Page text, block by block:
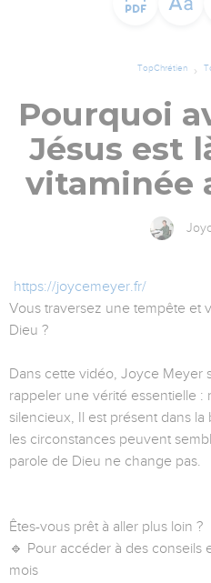
TopChrétien
Pourquoi
Jésus est
vitaminée
https://joycemeyer.fr/
Vous traversez une tempête et
Dieu ?
Dans cette vidéo, Joyce Meyer
rappeler une vérité essentielle :
silencieux, Il est présent dans
les circonstances peuvent
parole de Dieu ne change pas.
Êtes-vous prêt à aller plus loin ?
🔹 Pour accéder à des conseils
mois